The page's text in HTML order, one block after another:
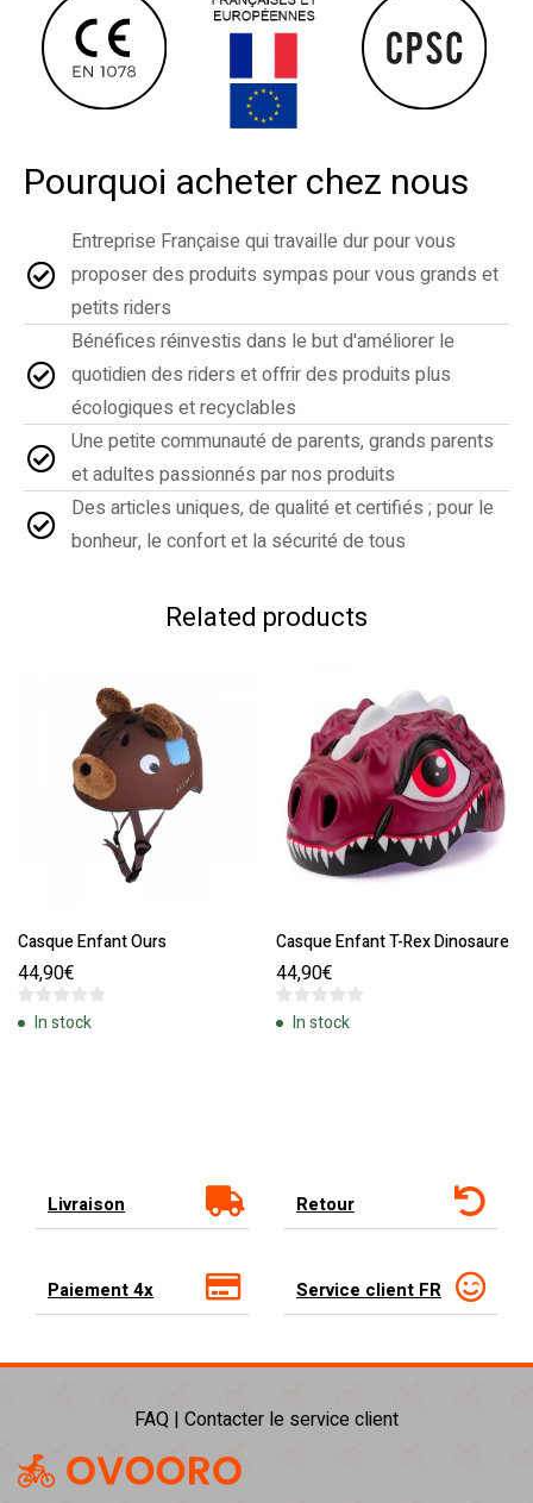
Pourquoi acheter chez nous
Entreprise Française qui travaille dur pour vous
proposer des produits sympas pour vous grands et
petits riders
Bénéfices réinvestis dans le but d'améliorer le
quotidien des riders et offrir des produits plus
écologiques et recyclables
Une petite communauté de parents, grands parents
et adultes passionnés par nos produits
Des articles uniques, de qualité et certifiés ; pour le
bonheur, le confort et la sécurité de tous
Related products
Casque Enfant Ours
44,90€
In stock
Casque Enfant T-Rex Dinosaure
44,90€
In stock
Livraison Retour
Paiement 4x Service client FR
FAQ | Contacter le service client